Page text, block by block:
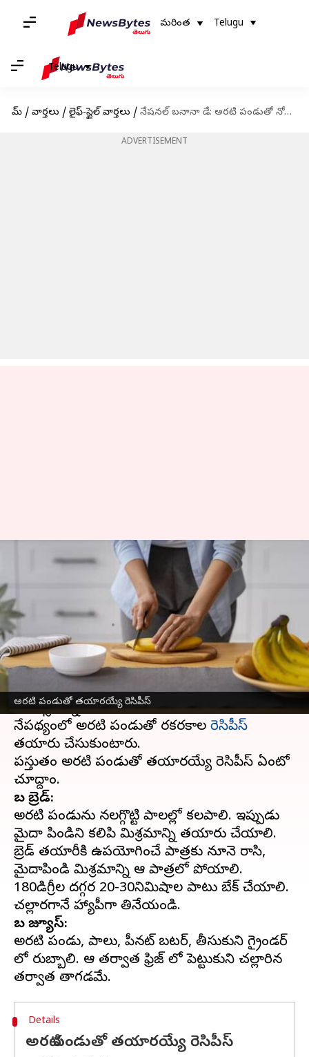
మరింత Telugu
Telugu
హోమ్ / వార్తలు / లైఫ్-స్టైల్ వార్తలు / నేషనల్ బనానా డే: అరటి పండుతో నోరూరించే రెసిపీస్ ఎలా చేయాలో తెలుసుకోండి
ADVERTISEMENT
అరటి పండుతో తయారయ్యే రెసిపీస్
నేషనల్ బనానా డే: అరటి పండుతో
నోరూరించే రెసిపీస్ ఎలా చేయాలో
తెలుసుకోండి
వ్రాసిన వారు Apr 19, 2023 01:27 pm
ఈ వార్తాకథనం ఏంటి
ప్రతీ సంవత్సరం ఏప్రిల్ 19వ తేదీన జాతీయ అరటి
దినోత్సవాన్ని జరుపుకుంటుంది అమెరికా. ఈ
నేపథ్యంలో అరటి పండుతో రకరకాల రెసిపీస్
తయారు చేసుకుంటారు.
ప్రస్తుతం అరటి పండుతో తయారయ్యే రెసిపీస్ ఏంటో
బనానా బ్రెడ్:
అరటి పండును నలగ్గొట్టి పాలల్లో కలపాలి. ఇప్పుడు
మైదా పిండిని కలిపి మిశ్రమాన్ని తయారు చేయాలి.
బ్రెడ్ తయారీకి ఉపయోగించే పాత్రకు నూనె రాసి,
మైదాపిండి మిశ్రమాన్ని ఆ పాత్రలో పోయాలి.
180డిగ్రీల దగ్గర 20-30నిమిషాల పాటు బేక్ చేయాలి.
బనానా జ్యూస్:
అరటి పండు, పాలు, పీనట్ బటర్, తీసుకుని గ్రైండర్
లో రుబ్బాలి. ఆ తర్వాత ఫ్రిజ్ లో పెట్టుకుని చల్లారిన
Details
అరటి పండుతో తయారయ్యే రెసిపీస్